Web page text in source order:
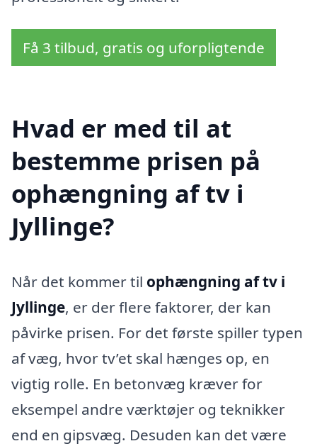
Få 3 tilbud, gratis og uforpligtende
Hvad er med til at
bestemme prisen på
ophængning af tv i
Jyllinge?
Når det kommer til ophængning af tv i
Jyllinge, er der flere faktorer, der kan
påvirke prisen. For det første spiller typen
af væg, hvor tv’et skal hænges op, en
vigtig rolle. En betonvæg kræver for
eksempel andre værktøjer og teknikker
end en gipsvæg. Desuden kan det være